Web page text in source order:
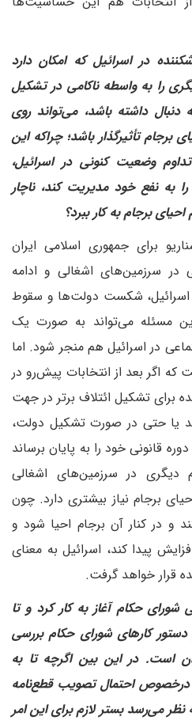
در اسرائیل که امکان دارد
را به واسطه ناکامی در تشکیل
داشته باشد، می‌تواند روی
تأثیرگذار باشد؛ چرا‌که این
وضعیت کنونی در اسرائیل،
را به نفع خود مدیریت کند، ناچار
برجام به کار ببرد؟
برای جمهوری اسلامی ایران
در سرزمین‌های اشغالی و ادامه
اسرائیل، شکست دولت‌ها و سقوط
مسئله می‌تواند به صورت یک
در اسرائیل هم منجر شود. اما
اگر بعد از انتخابات پیش‌رو در
برای تشکیل ائتلاف برتر در جهت
یا حتی در صورت تشکیل دولت،
قانونی خود را به پایان برساند
دیگری در سرزمین‌های اشغالی
برجام نیاز بیشتری دارد. چون
و در کنار آن برجام احیا شود و
پیدا کند، اسرائیل به معنای
قرار خواهد گرفت.
حکام آغاز به کار کرد و تا
کارهای شورای حکام بررسی
است. در این بین اگر‌چه تا به
در‌خصوص احتمال تصویب قطع‌نامه
می‌رسد بستر لازم برای این امر